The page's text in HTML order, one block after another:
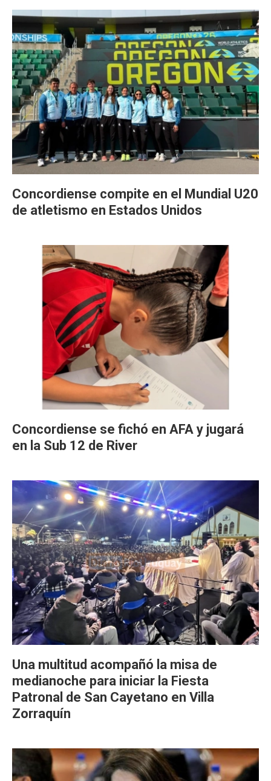
Concordiense compite en el Mundial U20
de atletismo en Estados Unidos
Concordiense se fichó en AFA y jugará
en la Sub 12 de River
Una multitud acompañó la misa de
medianoche para iniciar la Fiesta
Patronal de San Cayetano en Villa
Zorraquín